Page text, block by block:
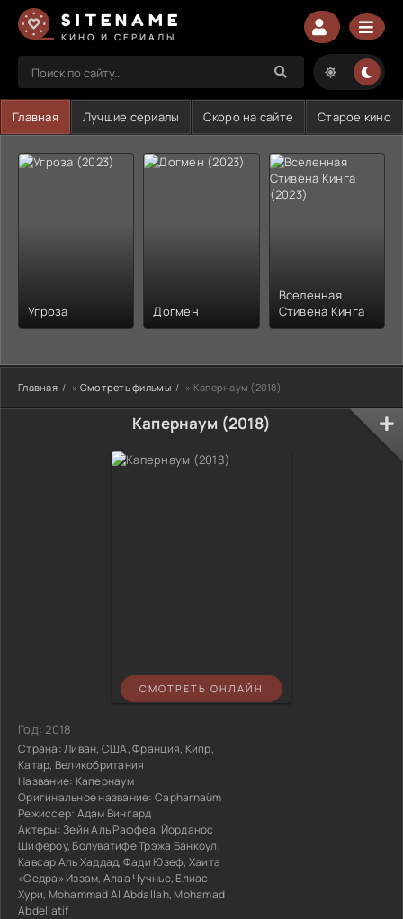
SITENAME
КИНО И СЕРИАЛЫ
Главная Лучшие сериалы Скоро на сайте Старое кино
Угроза Догмен
Вселенная
Стивена Кинга
Главная » Смотреть фильмы » Капернаум (2018)
Капернаум (2018)
СМОТРЕТЬ ОНЛАЙН
Год:2018
Страна:Ливан, США, Франция, Кипр,
Катар, Великобритания
Название: Капернаум
Оригинальное название: Capharnaüm
Режиссер: Адам Вингард
Актеры:Зейн Аль Раффеа, Йорданос
Шифероу, Болуватифе Трэжа Банкоул,
Кавсар Аль Хаддад, Фади Юзеф, Хаита
«Седра» Иззам, Алаа Чучнье, Елиас
Хури, Mohammad Al Abdallah, Mohamad
Abdellatif